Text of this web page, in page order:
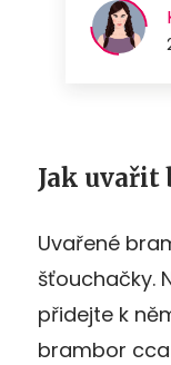
Jak uvařit
Uvařené
šťouchačky.
přidejte k
brambor cca